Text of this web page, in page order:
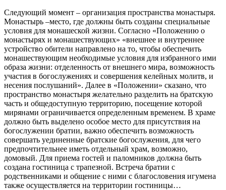
Следующий момент – организация пространства монастыря.
Монастырь –место, где должны быть созданы специальные
условия для монашеской жизни. Согласно «Положению о
монастырях и монашествующих» «внешнее и внутреннее
устройство обители направлено на то, чтобы обеспечить
монашествующим необходимые условия для избранного ими
образа жизни: отделенность от внешнего мира, возможность
участия в богослужениях и совершения келейных молитв, и
несения послушаний». Далее в «Положении» сказано, что
пространство монастыря желательно разделить на братскую
часть и общедоступную территорию, посещение которой
мирянами ограничивается определенным временем. В храме
должно быть выделено особое место для присутствия на
богослужении братии, важно обеспечить возможность
совершать уединенные братские богослужения, для чего
предпочтительнее иметь отдельный храм, возможно,
домовый. Для приема гостей и паломников должна быть
создана гостиница с трапезной. Встреча братии с
родственниками и общение с ними с благословения игумена
также осуществляется на территории гостиницы…